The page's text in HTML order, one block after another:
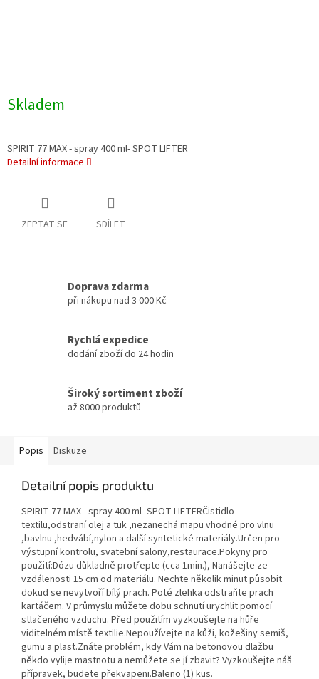
Skladem
SPIRIT 77 MAX - spray 400 ml- SPOT LIFTER
Detailní informace
ZEPTAT SE SDÍLET
Doprava zdarma
při nákupu nad 3 000 Kč
Rychlá expedice
dodání zboží do 24 hodin
Široký sortiment zboží
až 8000 produktů
Popis Diskuze
Detailní popis produktu
SPIRIT 77 MAX - spray 400 ml- SPOT LIFTERČistidlo
textilu,odstraní olej a tuk ,nezanechá mapu vhodné pro vlnu
,bavlnu ,hedvábí,nylon a další syntetické materiály.Určen pro
výstupní kontrolu, svatební salony,restaurace.Pokyny pro
použití:Dózu důkladně protřepte (cca 1min.), Nanášejte ze
vzdálenosti 15 cm od materiálu. Nechte několik minut působit
dokud se nevytvoří bílý prach. Poté zlehka odstraňte prach
kartáčem. V průmyslu můžete dobu schnutí urychlit pomocí
stlačeného vzduchu. Před použitím vyzkoušejte na hůře
viditelném místě textilie.Nepoužívejte na kůži, kožešiny semiš,
gumu a plast.Znáte problém, kdy Vám na betonovou dlažbu
někdo vylije mastnotu a nemůžete se jí zbavit? Vyzkoušejte náš
přípravek, budete překvapeni.Baleno (1) kus.